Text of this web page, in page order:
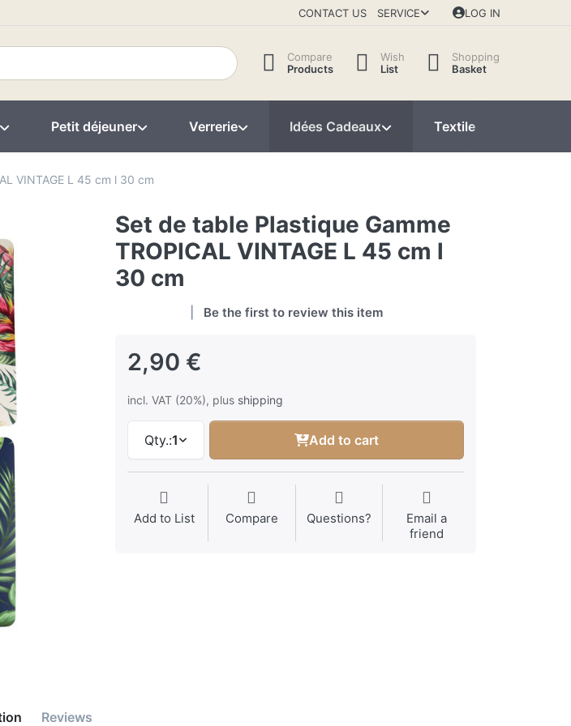
CONTACT US SERVICE LOG IN
Compare
Products
Wish
List
Shopping
Basket
Petit déjeuner Verrerie Idées Cadeaux Textile
VINTAGE L 45 cm l 30 cm
Set de table Plastique Gamme
TROPICAL VINTAGE L 45 cm l
30 cm
Be the first to review this item
2,90 €
incl. VAT (20%), plus shipping
Qty.:1 Add to cart
Add to List Compare Questions?
Email a
friend
Reviews